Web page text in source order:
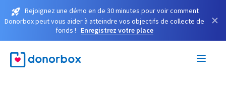
Rejoignez une démo en de 30 minutes pour voir comment
Donorbox peut vous aider à atteindre vos objectifs de collecte de
fonds !
Enregistrez votre place
×